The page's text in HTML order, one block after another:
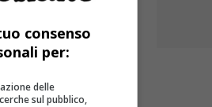
di
con qualche
consenso
per:
delle
sul pubblico,